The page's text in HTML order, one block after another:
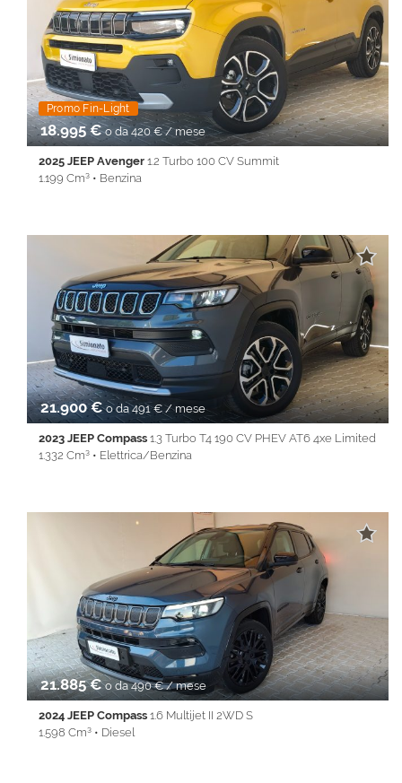
Fendinebbia • Filtro antiparticolato • Immobilizzatore elettronico
• Isofix • Keyless • Lane Assist • Park Distance Control • PDC •
Sedile posteriore sdoppiato • Servosterzo • Navigatore
satellitare • Specchietti laterali elettrici • Start&Stop •
Telecamera per parcheggio assistito • Touch screen • USB •
Vivavoce • Volante multifunzione
Promo Fin-Light
18.995 €o da 420 € / mese
2025 JEEP Avenger 1.2 Turbo 100 CV Summit
1.199 Cm³ • Benzina
• Alzacristalli elettrici • Android Auto • Apple CarPlay • Autoradio
• Bluetooth • Cerchi in lega • Chiusura centralizzata •
Climatizzatore • Controllo trazione • Cruise Control • ESP •
Fendinebbia • Filtro antiparticolato • Immobilizzatore elettronico
• Isofix • Keyless • Lane Assist • Park Distance Control • PDC •
Sedile posteriore sdoppiato • Servosterzo • Navigatore
satellitare • Specchietti laterali elettrici • Start&Stop •
Telecamera per parcheggio assistito • Touch screen • USB •
Vivavoce • Volante multifunzione
21.900 €o da 491 € / mese
2023 JEEP Compass 1.3 Turbo T4 190 CV PHEV AT6 4xe Limited
1.332 Cm³ • Elettrica/Benzina
• Android Auto • Antifurto • Apple CarPlay • Autoradio •
Bluetooth • Cerchi in lega • Chiusura centralizzata •
Climatizzatore • Controllo trazione • Cruise Control • ESP • Full
LED • Immobilizzatore elettronico • Isofix • Keyless • Lane Assist
• Park Distance Control • PDC • Sedile posteriore sdoppiato •
Servosterzo • Navigatore satellitare • Specchietti laterali elettrici
• Start&Stop • Telecamera per parcheggio assistito • Touch
screen • USB • Vivavoce • Volante multifunzione
21.885 €o da 490 € / mese
2024 JEEP Compass 1.6 Multijet II 2WD S
1.598 Cm³ • Diesel